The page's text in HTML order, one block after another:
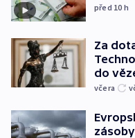
před 10 h
Za
do
včera